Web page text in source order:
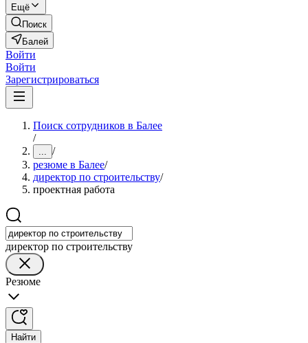
Ещё
Поиск
Балей
Войти
Войти
Зарегистрироваться
Поиск сотрудников в Балее
/
... /
резюме в Балее/
директор по строительству/
проектная работа
директор по строительству
Резюме
Найти